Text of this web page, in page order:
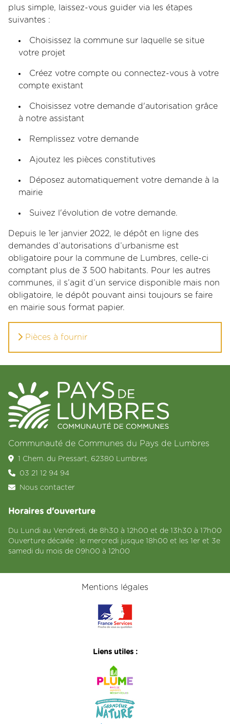
plus simple, laissez-vous guider via les étapes
suivantes :
Choisissez la commune sur laquelle se situe
votre projet
Créez votre compte ou connectez-vous à votre
compte existant
Choisissez votre demande d'autorisation grâce
à notre assistant
Remplissez votre demande
Ajoutez les pièces constitutives
Déposez automatiquement votre demande à la
mairie
Suivez l'évolution de votre demande.
Depuis le 1er janvier 2022, le dépôt en ligne des
demandes d’autorisations d’urbanisme est
obligatoire pour la commune de Lumbres, celle-ci
comptant plus de 3 500 habitants. Pour les autres
communes, il s’agit d’un service disponible mais non
obligatoire, le dépôt pouvant ainsi toujours se faire
en mairie sous format papier.
Pièces à fournir
Communauté de Communes du Pays de Lumbres
1 Chem. du Pressart, 62380 Lumbres
03 21 12 94 94
Nous contacter
Horaires d'ouverture
Du Lundi au Vendredi, de 8h30 à 12h00 et de 13h30 à 17h00
Ouverture décalée : le mercredi jusque 18h00 et les 1er et 3e
samedi du mois de 09h00 à 12h00
Mentions légales
Liens utiles :